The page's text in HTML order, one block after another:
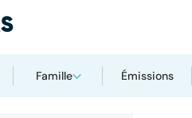
Famille Émissions